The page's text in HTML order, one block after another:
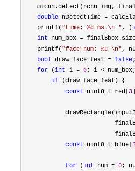
mtcnn.detect(ncnn_img,
double nDetectTime =
    printf(
"time: %d ms.\n " , (
int num_box =
    printf(
"face num: %u \n" ,
bool draw_face_feat = false;
for (int i = 0; i <
if (draw_face_feat) {
const uint8_t red[3
const uint8_t blue[
for (int num = 0;